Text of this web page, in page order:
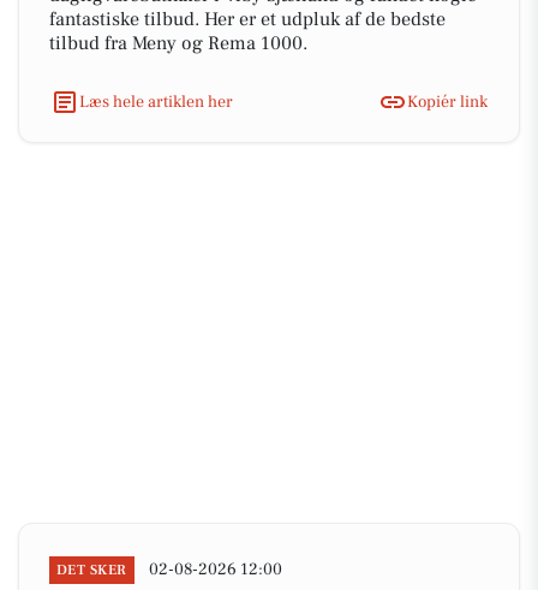
fantastiske tilbud. Her er et udpluk af de bedste
tilbud fra Meny og Rema 1000.
Læs hele artiklen her Kopiér link
DET SKER 02-08-2026 12:00